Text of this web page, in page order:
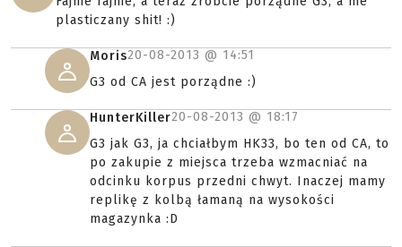
plasticzany shit! :)
Moris20-08-2013 @ 14:51
G3 od CA jest porządne :)
HunterKiller20-08-2013 @ 18:17
G3 jak G3, ja chciałbym HK33, bo ten od CA, to
po zakupie z miejsca trzeba wzmacniać na
odcinku korpus przedni chwyt. Inaczej mamy
replikę z kolbą łamaną na wysokości
magazynka :D